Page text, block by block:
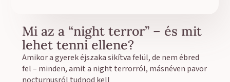
Mi az a “night terror” – és mit
lehet tenni ellene?
Amikor a gyerek éjszaka sikítva felül, de nem ébred
fel – minden, amit a night terrorról, másnéven pavor